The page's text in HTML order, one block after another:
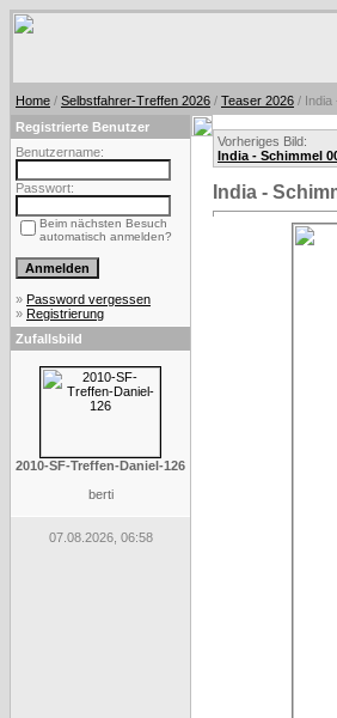
Home / Selbstfahrer-Treffen 2026 / Teaser 2026 / India
Registrierte Benutzer
Benutzername:
Passwort:
Beim nächsten Besuch
automatisch anmelden?
» Password vergessen
» Registrierung
Zufallsbild
2010-SF-Treffen-Daniel-126
berti
07.08.2026, 06:58
Vorheriges Bild:
India - Schimmel
India -